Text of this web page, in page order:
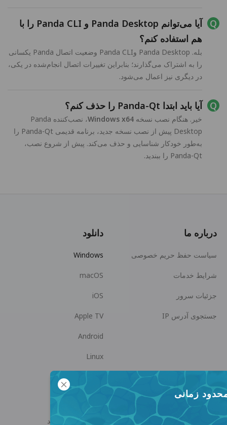
آیا می‌توانم Panda Desktop و Panda CLI را با
هم استفاده کنم؟
بله. Panda Desktop وPanda CLI وضعیت اتصال Panda یکسانی
را به اشتراک می‌گذارند؛ بنابراین تغییرات اتصال انجام‌شده در یکی،
در دیگری نیز اعمال می‌شود.
آیا باید ابتدا Panda-Qt را حذف کنم؟
خیر. هنگام نصب نسخه Windows x64
، نصب‌کننده Panda
Desktop پیش از نصب نسخه جدید، برنامه قدیمی Panda-Qt را
به‌طور خودکار شناسایی و حذف می‌کند. پیش از شروع نصب،
Panda-Qt را ببندید.
زمانی
درباره ما
سیاست حفظ حریم خصوصی
شرایط خدمات
جزئیات سرور
جستجوی آدرس IP
دانلود
Windows
macOS
iOS
Apple TV
Android
Linux
مرکز راهنما
panda7x24@gmail.com
همکاری
همکار فروش شوید